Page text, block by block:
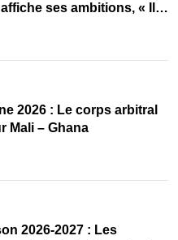
ses ambitions, « Il
2026 : Le corps arbitral
Mali – Ghana
2026-2027 : Les